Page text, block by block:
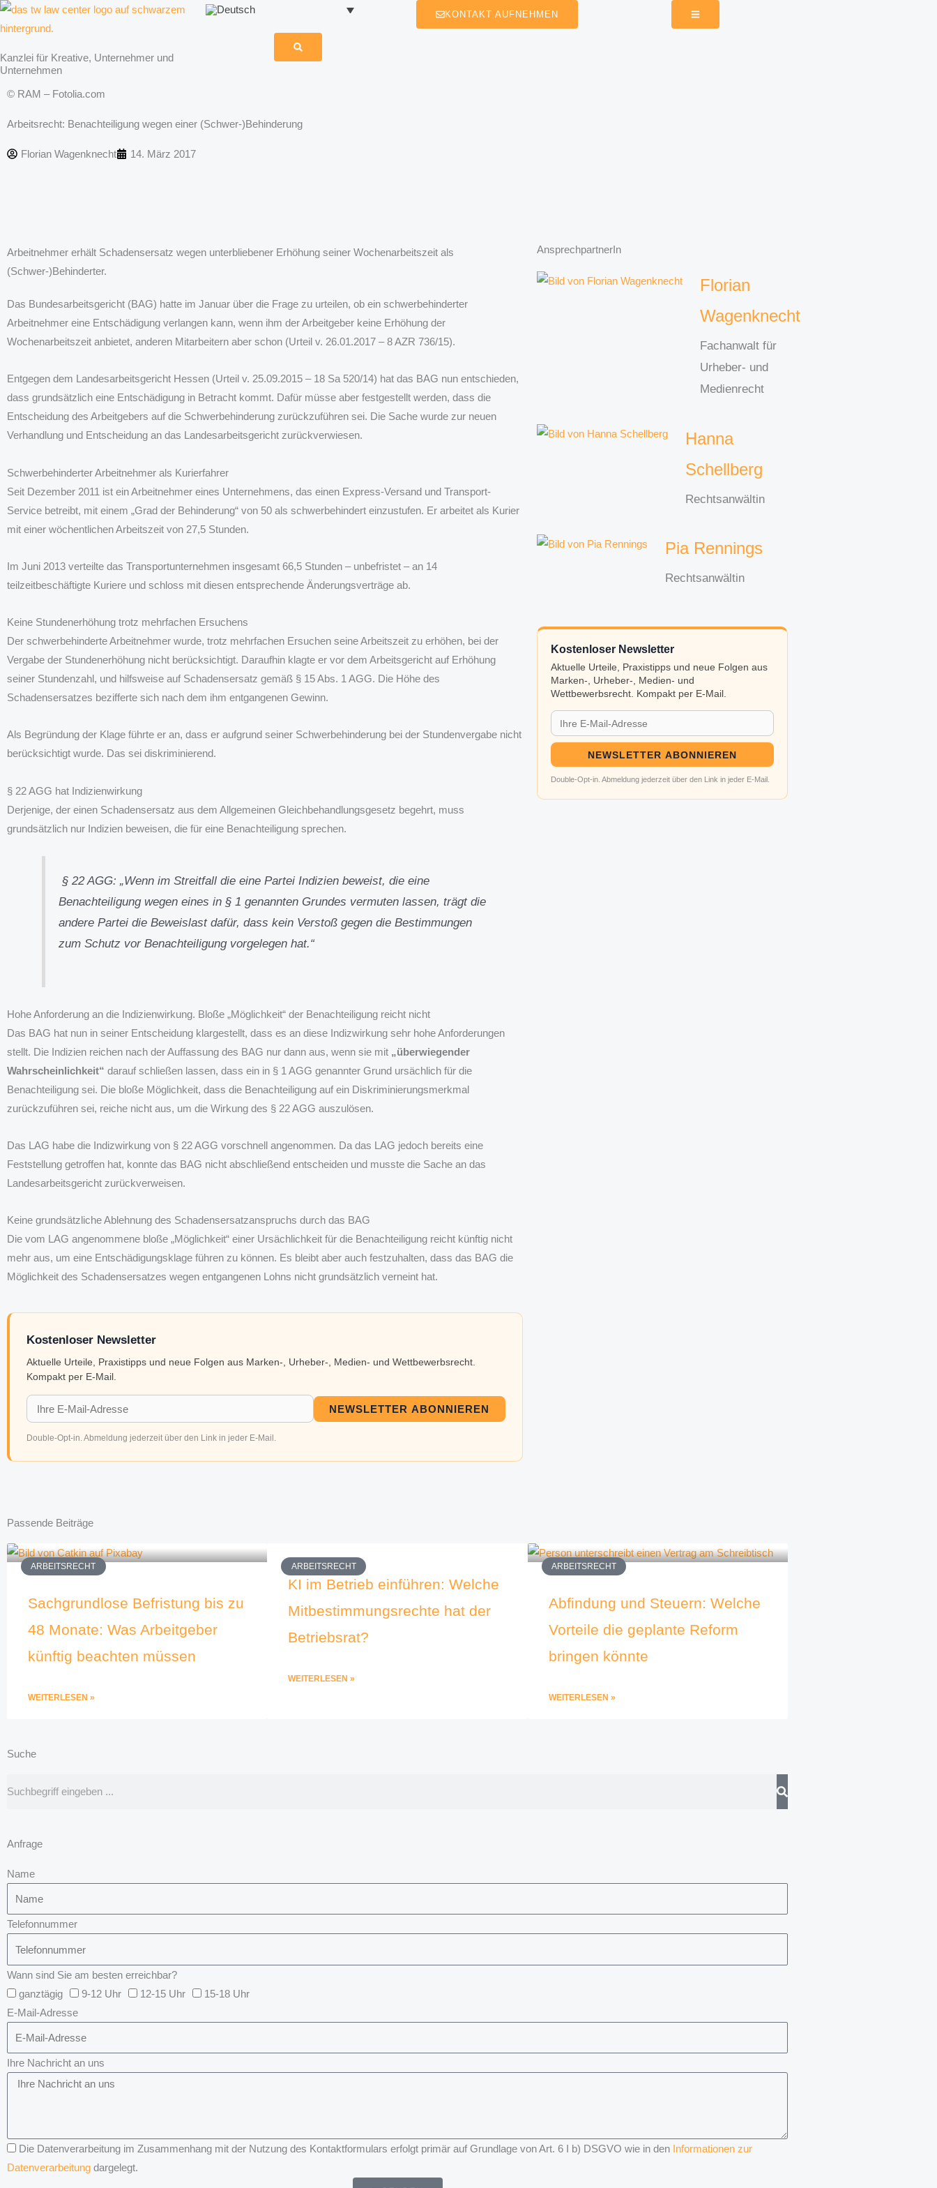
Zum
Inhalt
Kanzlei für Kreative, Unternehmer und
Unternehmen
KONTAKT AUFNEHMEN
© RAM – Fotolia.com
Arbeitsrecht: Benachteiligung wegen einer (Schwer-)Behinderung
Florian Wagenknecht 14. März 2017
Arbeitnehmer erhält Schadensersatz wegen unterbliebener Erhöhung seiner Wochenarbeitszeit als
(Schwer-)Behinderter.
Das Bundesarbeitsgericht (BAG) hatte im Januar über die Frage zu urteilen, ob ein schwerbehinderter
Arbeitnehmer eine Entschädigung verlangen kann, wenn ihm der Arbeitgeber keine Erhöhung der
Wochenarbeitszeit anbietet, anderen Mitarbeitern aber schon (Urteil v. 26.01.2017 – 8 AZR 736/15).
Entgegen dem Landesarbeitsgericht Hessen (Urteil v. 25.09.2015 – 18 Sa 520/14) hat das BAG nun entschieden,
dass grundsätzlich eine Entschädigung in Betracht kommt. Dafür müsse aber festgestellt werden, dass die
Entscheidung des Arbeitgebers auf die Schwerbehinderung zurückzuführen sei. Die Sache wurde zur neuen
Verhandlung und Entscheidung an das Landesarbeitsgericht zurückverwiesen.
Schwerbehinderter Arbeitnehmer als Kurierfahrer
Seit Dezember 2011 ist ein Arbeitnehmer eines Unternehmens, das einen Express-Versand und Transport-
Service betreibt, mit einem „Grad der Behinderung“ von 50 als schwerbehindert einzustufen. Er arbeitet als Kurier
mit einer wöchentlichen Arbeitszeit von 27,5 Stunden.
Im Juni 2013 verteilte das Transportunternehmen insgesamt 66,5 Stunden – unbefristet – an 14
teilzeitbeschäftigte Kuriere und schloss mit diesen entsprechende Änderungsverträge ab.
Keine Stundenerhöhung trotz mehrfachen Ersuchens
Der schwerbehinderte Arbeitnehmer wurde, trotz mehrfachen Ersuchen seine Arbeitszeit zu erhöhen, bei der
Vergabe der Stundenerhöhung nicht berücksichtigt. Daraufhin klagte er vor dem Arbeitsgericht auf Erhöhung
seiner Stundenzahl, und hilfsweise auf Schadensersatz gemäß § 15 Abs. 1 AGG. Die Höhe des
Schadensersatzes bezifferte sich nach dem ihm entgangenen Gewinn.
Als Begründung der Klage führte er an, dass er aufgrund seiner Schwerbehinderung bei der Stundenvergabe nicht
berücksichtigt wurde. Das sei diskriminierend.
§ 22 AGG hat Indizienwirkung
Derjenige, der einen Schadensersatz aus dem Allgemeinen Gleichbehandlungsgesetz begehrt, muss
grundsätzlich nur Indizien beweisen, die für eine Benachteiligung sprechen.
§ 22 AGG: „Wenn im Streitfall die eine Partei Indizien beweist, die eine
Benachteiligung wegen eines in § 1 genannten Grundes vermuten lassen, trägt die
andere Partei die Beweislast dafür, dass kein Verstoß gegen die Bestimmungen
zum Schutz vor Benachteiligung vorgelegen hat.“
Hohe Anforderung an die Indizienwirkung. Bloße „Möglichkeit“ der Benachteiligung reicht nicht
Das BAG hat nun in seiner Entscheidung klargestellt, dass es an diese Indizwirkung sehr hohe Anforderungen
stellt. Die Indizien reichen nach der Auffassung des BAG nur dann aus, wenn sie mit „überwiegender
Wahrscheinlichkeit“ darauf schließen lassen, dass ein in § 1 AGG genannter Grund ursächlich für die
Benachteiligung sei. Die bloße Möglichkeit, dass die Benachteiligung auf ein Diskriminierungsmerkmal
zurückzuführen sei, reiche nicht aus, um die Wirkung des § 22 AGG auszulösen.
Das LAG habe die Indizwirkung von § 22 AGG vorschnell angenommen. Da das LAG jedoch bereits eine
Feststellung getroffen hat, konnte das BAG nicht abschließend entscheiden und musste die Sache an das
Landesarbeitsgericht zurückverweisen.
Keine grundsätzliche Ablehnung des Schadensersatzanspruchs durch das BAG
Die vom LAG angenommene bloße „Möglichkeit“ einer Ursächlichkeit für die Benachteiligung reicht künftig nicht
mehr aus, um eine Entschädigungsklage führen zu können. Es bleibt aber auch festzuhalten, dass das BAG die
Möglichkeit des Schadensersatzes wegen entgangenen Lohns nicht grundsätzlich verneint hat.
Kostenloser Newsletter
Aktuelle Urteile, Praxistipps und neue Folgen aus Marken-, Urheber-, Medien- und Wettbewerbsrecht.
Kompakt per E-Mail.
NEWSLETTER ABONNIEREN
Double-Opt-in. Abmeldung jederzeit über den Link in jeder E-Mail.
AnsprechpartnerIn
Florian
Wagenknecht
Fachanwalt für
Urheber- und
Medienrecht
Hanna
Schellberg
Rechtsanwältin
Pia Rennings
Rechtsanwältin
Kostenloser Newsletter
Aktuelle Urteile, Praxistipps und neue Folgen aus
Marken-, Urheber-, Medien- und
Wettbewerbsrecht. Kompakt per E-Mail.
NEWSLETTER ABONNIEREN
Double-Opt-in. Abmeldung jederzeit über den Link in jeder E-Mail.
Passende Beiträge
ARBEITSRECHT
Sachgrundlose Befristung bis zu
48 Monate: Was Arbeitgeber
künftig beachten müssen
WEITERLESEN »
ARBEITSRECHT
KI im Betrieb einführen: Welche
Mitbestimmungsrechte hat der
Betriebsrat?
WEITERLESEN »
ARBEITSRECHT
Abfindung und Steuern: Welche
Vorteile die geplante Reform
bringen könnte
WEITERLESEN »
Suche
Anfrage
Name
Telefonnummer
Wann sind Sie am besten erreichbar?
ganztägig
9-12 Uhr 12-15 Uhr
15-18 Uhr
E-Mail-Adresse
Ihre Nachricht an uns
Die Datenverarbeitung im Zusammenhang mit der Nutzung des Kontaktformulars erfolgt primär auf Grundlage von Art. 6 I b) DSGVO wie in den Informationen zur
Datenverarbeitung dargelegt.